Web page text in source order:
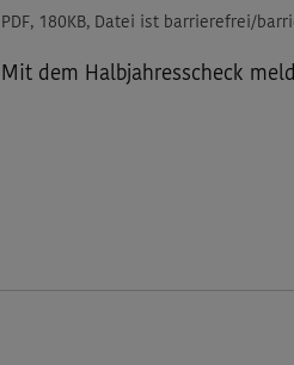
PDF, 180KB, Datei ist barrierefrei/
Mit dem Halbjahresscheck